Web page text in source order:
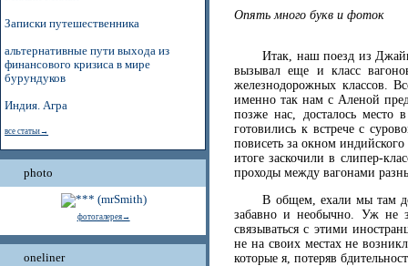
Записки путешественника
альтернативные пути выхода из
финансового кризиса в мире
бурундуков
Индия. Агра
все статьи→
photo
фотогалерея→
oneliner
Опять много букв и фоток
Итак, наш поезд из
вызывал еще и класс
железнодорожных классов.
именно так нам с Аленой
позже нас, досталось место
готовились к встрече с
повисеть за окном
итоге заскочили в слипер-
проходы между вагонами
В общем, ехали мы там
забавно и необычно. Уж не
связываться с этими
не на своих местах не
которые я, потеряв